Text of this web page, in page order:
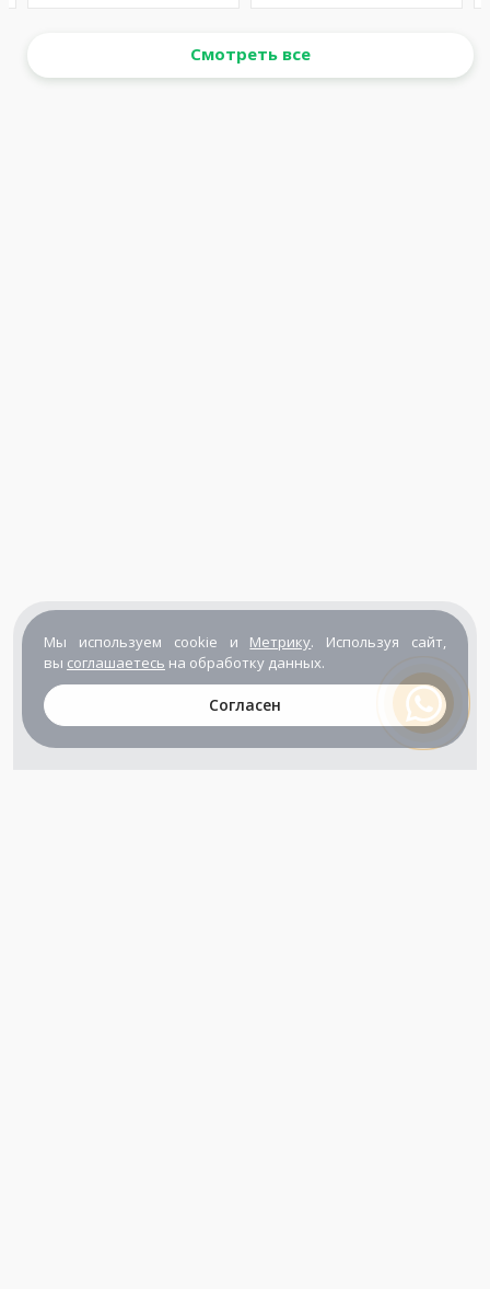
Смотреть все
Мы используем cookie и Метрику. Используя сайт,
вы соглашаетесь на обработку данных.
Согласен